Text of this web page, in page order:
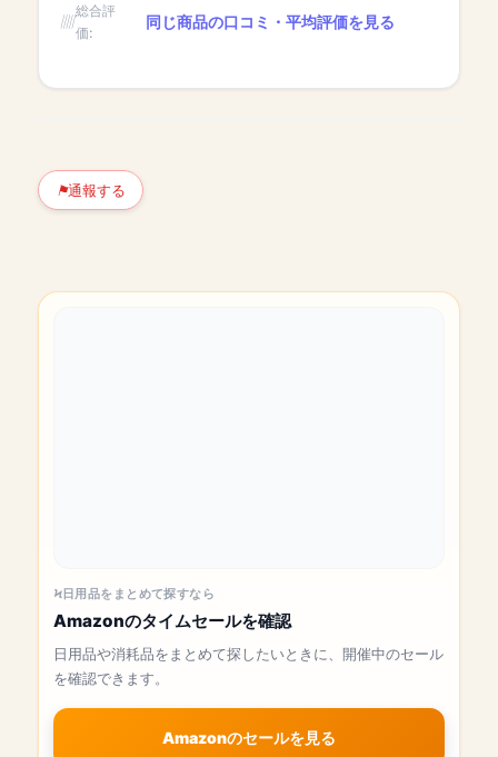
総合評
価:
同じ商品の口コミ・平均評価を見る
通報する
日用品をまとめて探すなら
Amazonのタイムセールを確認
日用品や消耗品をまとめて探したいときに、開催中のセール
を確認できます。
Amazonのセールを見る